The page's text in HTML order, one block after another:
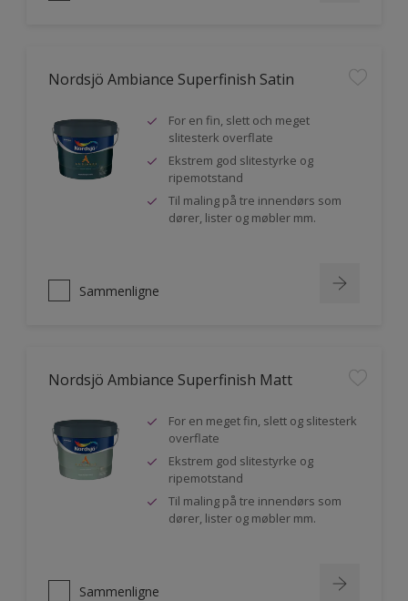
Nordsjö Ambiance Superfinish Satin
For en fin, slett och meget
slitesterk overflate
Ekstrem god slitestyrke og
ripemotstand
Til maling på tre innendørs som
dører, lister og møbler mm.
Sammenligne
Nordsjö Ambiance Superfinish Matt
For en meget fin, slett og slitesterk
overflate
Ekstrem god slitestyrke og
ripemotstand
Til maling på tre innendørs som
dører, lister og møbler mm.
Sammenligne